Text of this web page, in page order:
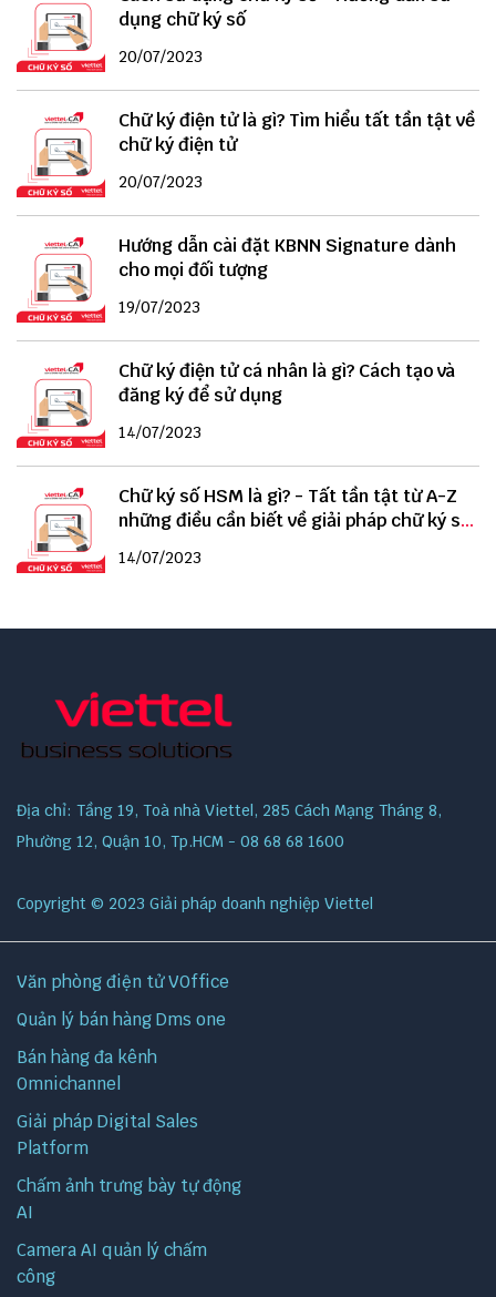
dụng chữ ký số
20/07/2023
Chữ ký điện tử là gì? Tìm hiểu tất tần tật về
chữ ký điện tử
20/07/2023
Hướng dẫn cài đặt KBNN Signature dành
cho mọi đối tượng
19/07/2023
Chữ ký điện tử cá nhân là gì? Cách tạo và
đăng ký để sử dụng
14/07/2023
Chữ ký số HSM là gì? - Tất tần tật từ A-Z
những điều cần biết về giải pháp chữ ký số
HSM
14/07/2023
Địa chỉ: Tầng 19, Toà nhà Viettel, 285 Cách Mạng Tháng 8,
Phường 12, Quận 10, Tp.HCM - 08 68 68 1600
Copyright © 2023 Giải pháp doanh nghiệp Viettel
Văn phòng điện tử VOffice
Quản lý bán hàng Dms one
Bán hàng đa kênh
Omnichannel
Giải pháp Digital Sales
Platform
Chấm ảnh trưng bày tự động
AI
Camera AI quản lý chấm
công